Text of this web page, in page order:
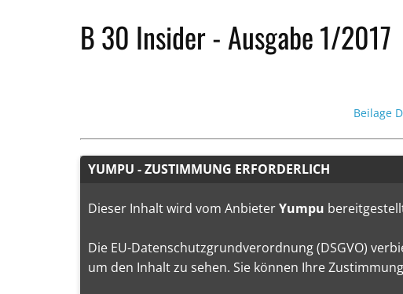
B 30 Insider - Ausgabe 1/2017
Beilage
YUMPU - ZUSTIMMUNG ERFORDERLICH
Dieser Inhalt wird vom AnbieterYumpu
Die EU-Datenschutzgrundverordnung (DSGVO)
um den Inhalt zu sehen. Sie können Ihre